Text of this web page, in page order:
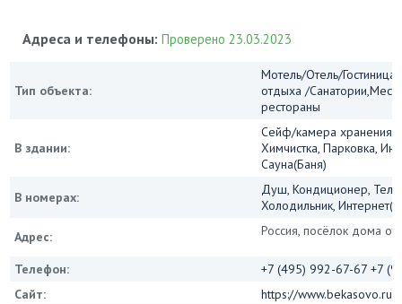
Адреса и телефоны:Проверено 23.03.2023
Тип объекта:
Мотель/Отель/
отдыха /
рестораны
В здании:
Сейф/камера хранения,
Химчистка, Парковка,
Сауна(Баня)
В номерах:
Душ, Кондиционер,
Холодильник,
Адрес:
Россия, посёлок дома
Телефон:
+7 (495) 992-67-67 +7
Сайт:
https://www.bekasovo.ru